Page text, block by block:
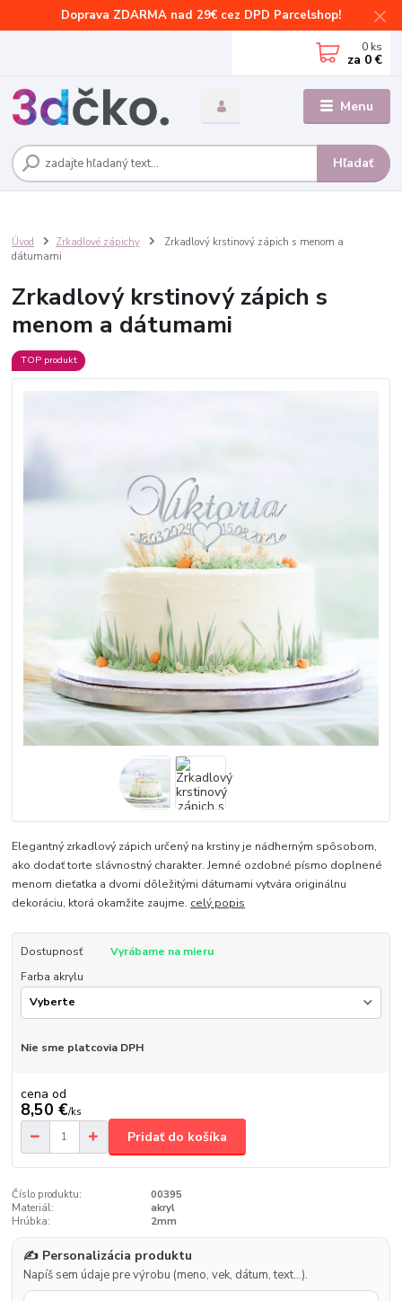
Doprava ZDARMA nad 29€ cez DPD Parcelshop!
Menu
Hľadať
0 ks
za 0 €
Úvod Zrkadlové zápichy
Zrkadlový krstinový zápich s menom a
dátumami
Zrkadlový krstinový zápich s
menom a dátumami
TOP produkt
Elegantný zrkadlový zápich určený na krstiny je nádherným spôsobom,
ako dodať torte slávnostný charakter. Jemné ozdobné písmo doplnené
menom dieťatka a dvomi dôležitými dátumami vytvára originálnu
dekoráciu, ktorá okamžite zaujme. celý popis
Dostupnosť
Vyrábame na mieru
Farba akrylu
Nie sme platcovia DPH
cena od
8,50 €/ks
Pridať do košíka
Číslo produktu:
00395
Materiál:
akryl
Hrúbka:
2mm
✍️ Personalizácia produktu
Napíš sem údaje pre výrobu (meno, vek, dátum, text…).